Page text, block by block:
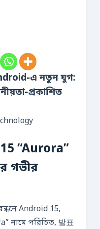
এ নতুন যুগ:
প্রকাশিত
15 “Aurora”
গভীর
Android 15,
নামে পরিচিত, 발표